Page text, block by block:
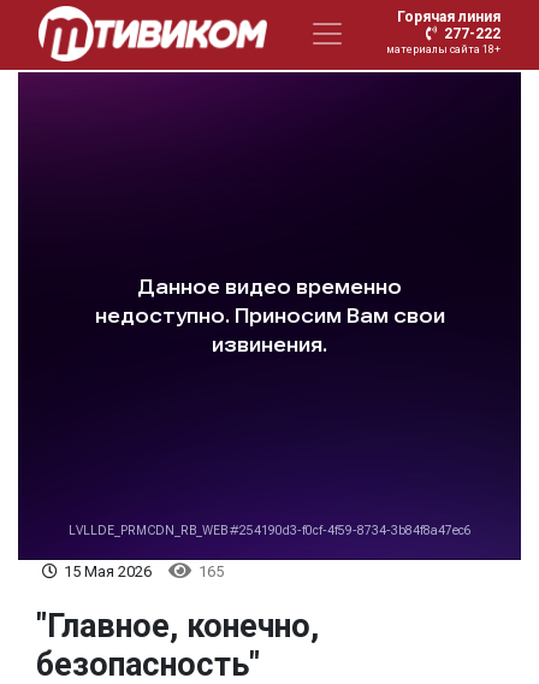
Горячая линия
277-222
материалы сайта 18+
15 Мая 2026 165
"Главное, конечно,
безопасность"